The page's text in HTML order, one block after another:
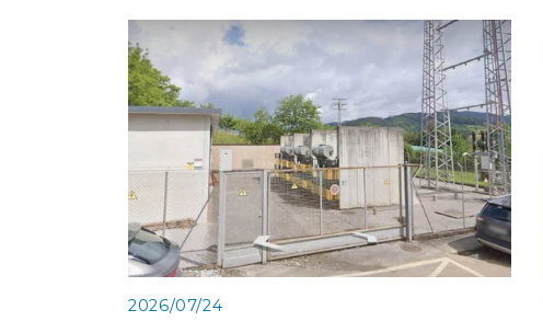
2026/07/24